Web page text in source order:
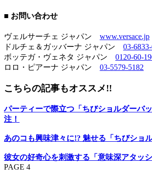
■ お問い合わせ
ヴェルサーチェ ジャパン www.versace.jp
ドルチェ＆ガッバーナ ジャパン 03-
ボッテガ・ヴェネタ ジャパン 0120-60-
ロロ・ピアーナ ジャパン 03-5579-5182
こちらの記事もオススメ!!
パーティーで際立つ「ちびショルダーバ
注！
あのコも興味津々に!? 魅せる「ちびショル
彼女の好奇心を刺激する「意味深アタッシ
PAGE 4